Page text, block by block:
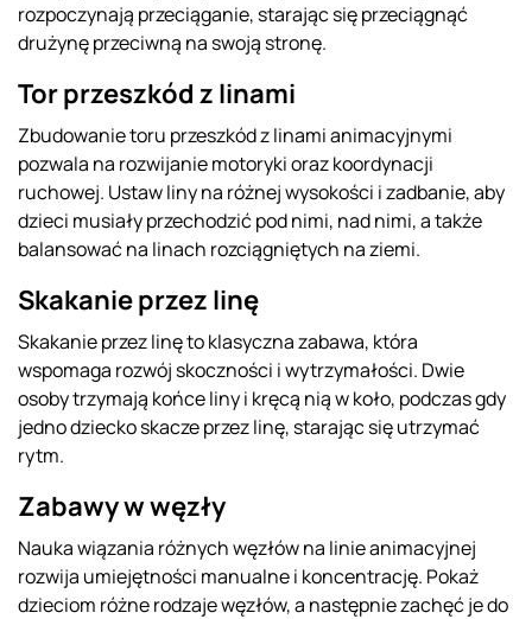
rozpoczynają przeciąganie, starając się przeciągnąć
drużynę przeciwną na swoją stronę.
Tor przeszkód z linami
Zbudowanie toru przeszkód z linami animacyjnymi
pozwala na rozwijanie motoryki oraz koordynacji
ruchowej. Ustaw liny na różnej wysokości i zadbanie, aby
dzieci musiały przechodzić pod nimi, nad nimi, a także
balansować na linach rozciągniętych na ziemi.
Skakanie przez linę
Skakanie przez linę to klasyczna zabawa, która
wspomaga rozwój skoczności i wytrzymałości. Dwie
osoby trzymają końce liny i kręcą nią w koło, podczas gdy
jedno dziecko skacze przez linę, starając się utrzymać
rytm.
Zabawy w węzły
Nauka wiązania różnych węzłów na linie animacyjnej
rozwija umiejętności manualne i koncentrację. Pokaż
dzieciom różne rodzaje węzłów, a następnie zachęć je do